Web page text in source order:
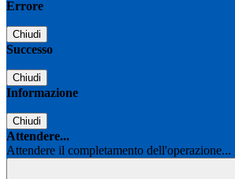
Errore
Chiudi
Successo
Chiudi
Informazione
Chiudi
Attendere...
Attendere il completamento dell'operazione...